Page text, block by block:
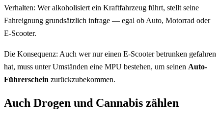
Verhalten: Wer alkoholisiert ein Kraftfahrzeug führt, stellt seine
Fahreignung grundsätzlich infrage — egal ob Auto, Motorrad oder
E-Scooter.
Die Konsequenz: Auch wer nur einen E-Scooter betrunken gefahren
hat, muss unter Umständen eine MPU bestehen, um seinen Auto-
Führerschein zurückzubekommen.
Auch Drogen und Cannabis zählen